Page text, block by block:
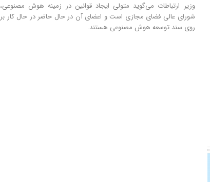
وزیر ارتباطات می‌گوید متولی ایجاد قوانین در زمینه هوش مصنوعی،
شورای عالی فضای مجازی است و اعضای آن در حال حاضر در حال کار بر
روی سند توسعه هوش مصنوعی هستند.